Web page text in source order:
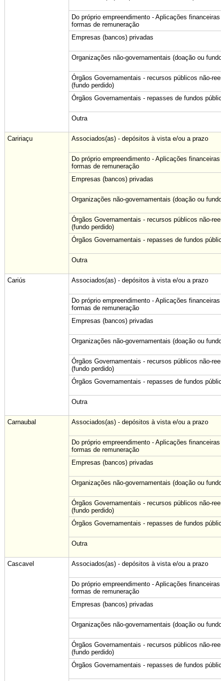
Do próprio empreendimento - Aplicações
formas de remuneração
Empresas (bancos) privadas
Organizações não-governamentais (doação ou
Órgãos Governamentais - recursos públicos não-
(fundo perdido)
Órgãos Governamentais - repasses de fundos
Outra
Caririaçu Associados(as) - depósitos à vista e/ou a prazo
Do próprio empreendimento - Aplicações
formas de remuneração
Empresas (bancos) privadas
Organizações não-governamentais (doação ou
Órgãos Governamentais - recursos públicos não-
(fundo perdido)
Órgãos Governamentais - repasses de fundos
Outra
Cariús Associados(as) - depósitos à vista e/ou a prazo
Do próprio empreendimento - Aplicações
formas de remuneração
Empresas (bancos) privadas
Organizações não-governamentais (doação ou
Órgãos Governamentais - recursos públicos não-
(fundo perdido)
Órgãos Governamentais - repasses de fundos
Outra
Carnaubal Associados(as) - depósitos à vista e/ou a prazo
Do próprio empreendimento - Aplicações
formas de remuneração
Empresas (bancos) privadas
Organizações não-governamentais (doação ou
Órgãos Governamentais - recursos públicos não-
(fundo perdido)
Órgãos Governamentais - repasses de fundos
Outra
Cascavel Associados(as) - depósitos à vista e/ou a prazo
Do próprio empreendimento - Aplicações
formas de remuneração
Empresas (bancos) privadas
Organizações não-governamentais (doação ou
Órgãos Governamentais - recursos públicos não-
(fundo perdido)
Órgãos Governamentais - repasses de fundos